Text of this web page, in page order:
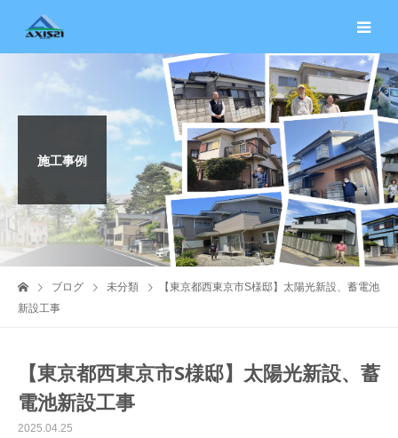
施工事例
ブログ 未分類
【東京都西東京市S様邸】太陽光新設、蓄電池
新設工事
【東京都西東京市S様邸】太陽光新設、蓄
電池新設工事
2025.04.25